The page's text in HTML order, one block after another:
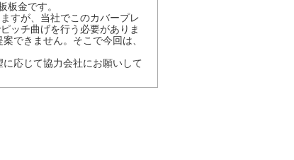
板金です。
すが、当社でこのカバープレ
ッチ曲げを行う必要がありま
できません。そこで今回は、
応じて協力会社にお願いして